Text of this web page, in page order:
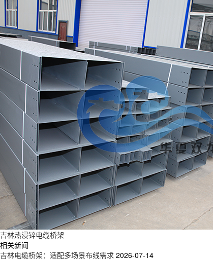
吉林热浸锌电缆桥架
相关新闻
吉林电缆桥架：适配多场景布线需求 2026-07-14